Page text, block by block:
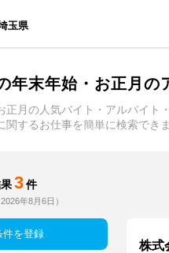
玉県
年末年始・お正月
正月の人気バイト・アルバイ
関するお仕事を簡単に検索でき
3 件
年8月6日）
件を登録
株式